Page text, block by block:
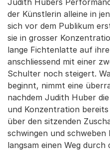
Judith Hubers
der Künstlerin alleine in
sich vor dem Publikum
sie in grosser
lange Fichtenlatte auf
anschliessend mit einer
Schulter noch steigert.
beginnt, nimmt eine
nachdem Judith Huber
und Konzentration
über den sitzenden
schwingen und schweben
langsam einen Weg